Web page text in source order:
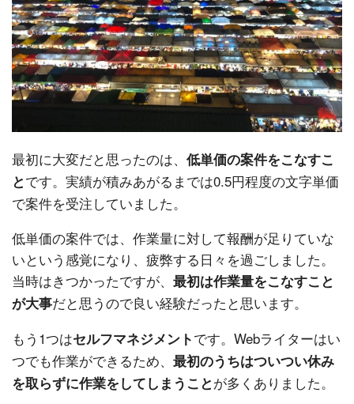
最初に大変だと思ったのは、 低単価の案件をこなすこ
とです。実績が積みあがるまでは0.5円程度の文字単価
で案件を受注していました。
低単価の案件では、作業量に対して報酬が足りていな
いという感覚になり、疲弊する日々を過ごしました。
当時はきつかったですが、 最初は作業量をこなすこと
が大事だと思うので良い経験だったと思います。
もう1つはセルフマネジメントです。Webライターはい
つでも作業ができるため、 最初のうちはついつい休み
を取らずに作業をしてしまうことが多くありました。